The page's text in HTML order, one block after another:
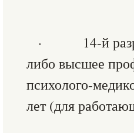
· 14-й
либо высшее
психолого-
лет (для